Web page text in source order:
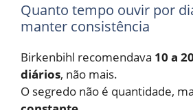
Quanto tempo ouvir por
manter consistência
Birkenbihl recomendava 10 a
diários, não mais.
O segredo não é quantidade,